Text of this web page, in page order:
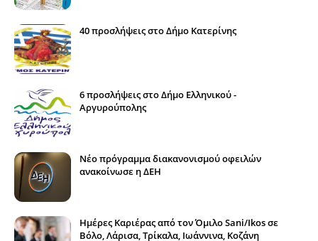
40 προσλήψεις στο Δήμο Κατερίνης
6 προσλήψεις στο Δήμο Ελληνικού -
Αργυρούπολης
Νέο πρόγραμμα διακανονισμού οφειλών
ανακοίνωσε η ΔΕΗ
Ημέρες Καριέρας από τον Όμιλο Sani/Ikos σε
Βόλο, Λάρισα, Τρίκαλα, Ιωάννινα, Κοζάνη